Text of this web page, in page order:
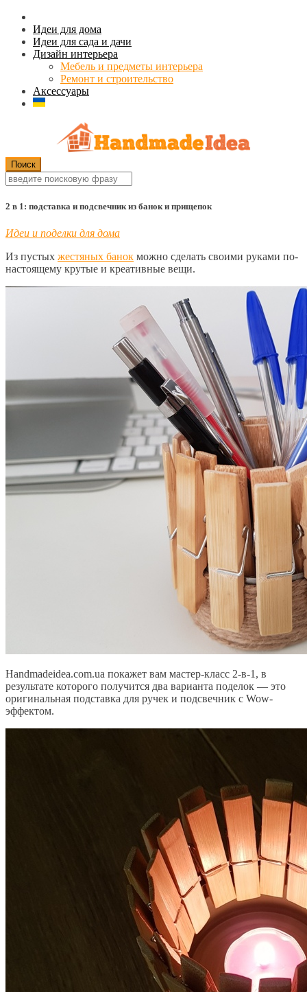
Идеи для дома
Идеи для сада и дачи
Дизайн интерьера
Мебель и предметы интерьера
Ремонт и строительство
Аксессуары
2 в 1: подставка и подсвечник из банок и прищепок
Идеи и поделки для дома
Из пустых жестяных банок можно сделать своими руками по-
настоящему крутые и креативные вещи.
Handmadeidea.com.ua покажет вам мастер-класс 2-в-1, в
результате которого получится два варианта поделок — это
оригинальная подставка для ручек и подсвечник с Wow-
эффектом.